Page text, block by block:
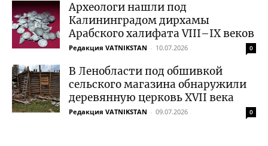
Археологи нашли под
Калининградом дирхамы
Арабского халифата VIII–IX веков
Редакция VATNIKSTAN - 10.07.2026 0
В Ленобласти под обшивкой
сельского магазина обнаружили
деревянную церковь XVII века
Редакция VATNIKSTAN - 09.07.2026 0